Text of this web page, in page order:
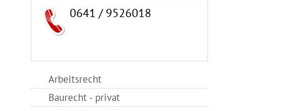
0641 / 9526018
Arbeitsrecht
Baurecht - privat